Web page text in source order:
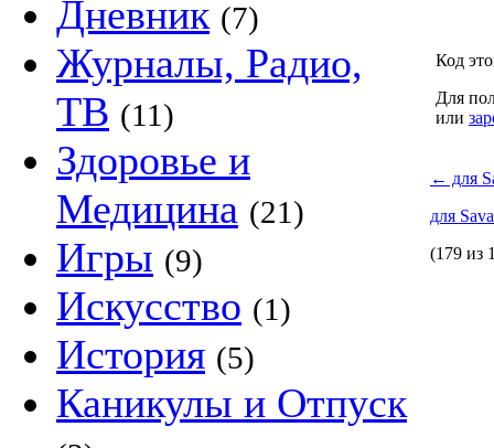
Дневник (7)
Журналы, Радио,
ТВ (11)
Здоровье и
Медицина (21)
Игры (9)
Искусство (1)
История (5)
Каникулы и Отпуск
Код
Для
или
← для
для
(179 из